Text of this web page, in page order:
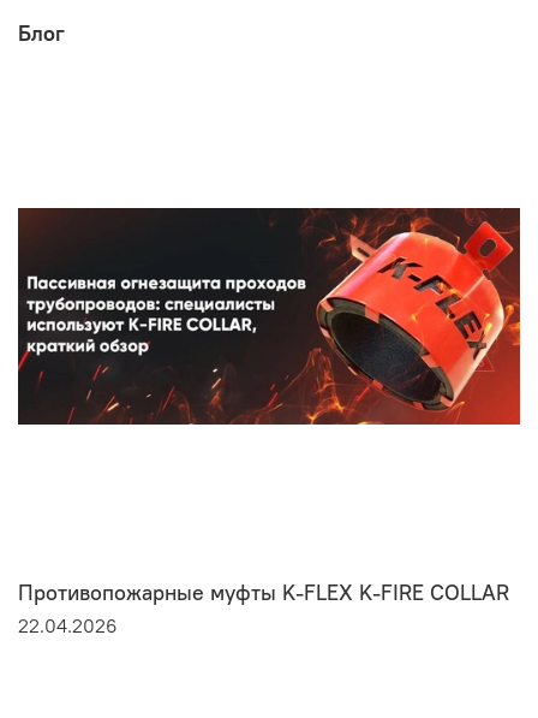
Блог
Противопожарные муфты K-FLEX K-FIRE COLLAR
22.04.2026